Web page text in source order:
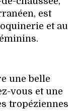
est
et au
une belle
vous et une
tropéziennes